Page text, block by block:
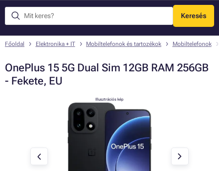
Keresés
Menü
Főoldal Elektronika + IT Mobiltelefonok és tartozékok Mobiltelefonok
OnePlus 15 5G Dual Sim 12GB RAM 256GB
- Fekete, EU
Illusztrációs kép